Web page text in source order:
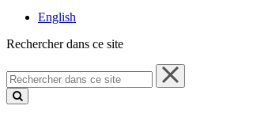
English
Rechercher dans ce site
Rechercher
dans
ce